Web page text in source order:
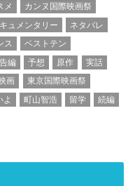
メ
カンヌ国際映画祭
キュメンタリー
ネタバレ
ス
ベストテン
編 予想 原作
実話
画
東京国際映画祭
よ 町山智浩 留学
続編